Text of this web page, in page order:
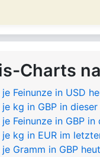
Charts
Feinunze in USD
kg in GBP in dieser
Feinunze in GBP in
kg in EUR im
Gramm in GBP